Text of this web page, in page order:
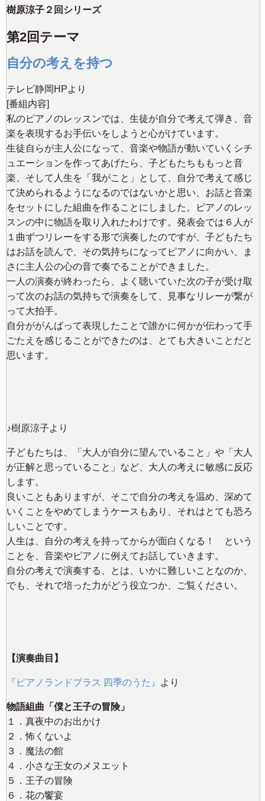
樹原涼子２回シリーズ
第2回テーマ
自分の考えを持つ
テレビ静岡HPより
[番組内容]
私のピアノのレッスンでは、生徒が自分で考えて弾き、音
楽を表現するお手伝いをしようと心がけています。
生徒自らが主人公になって、音楽や物語が動いていくシチ
ュエーションを作ってあげたら、子どもたちももっと音
楽、そして人生を「我がこと」として、自分で考えて感じ
て決められるようになるのではないかと思い、お話と音楽
をセットにした組曲を作ることにしました。ピアノのレッ
スンの中に物語を取り入れたわけです。発表会では６人が
１曲ずつリレーをする形で演奏したのですが、子どもたち
はお話を読んで、その気持ちになってピアノに向かい、ま
さに主人公の心の音で奏でることができました。
一人の演奏が終わったら、よく聴いていた次の子が受け取
って次のお話の気持ちで演奏をして、見事なリレーが繋が
って大拍手。
自分ががんばって表現したことで誰かに何かが伝わって手
ごたえを感じることができたのは、とても大きいことだと
思います。
♪樹原涼子より
子どもたちは、「大人が自分に望んでいること」や「大人
が正解と思っていること」など、大人の考えに敏感に反応
します。
良いこともありますが、そこで自分の考えを温め、深めて
いくことをやめてしまうケースもあり、それはとても恐ろ
しいことです。
人生は、自分の考えを持ってからが面白くなる！ という
ことを、音楽やピアノに例えてお話していきます。
自分の考えで演奏する、とは、いかに難しいことなのか、
でも、それで培った力がどう役立つか、ご覧ください。
【演奏曲目】
『ピアノランドプラス 四季のうた』 より
物語組曲「僕と王子の冒険」
１．真夜中のお出かけ
２．怖くないよ
３．魔法の館
４．小さな王女のメヌエット
５．王子の冒険
６．花の饗宴